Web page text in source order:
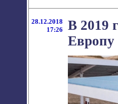
28.12.2018
17:26
В 2019
Европу